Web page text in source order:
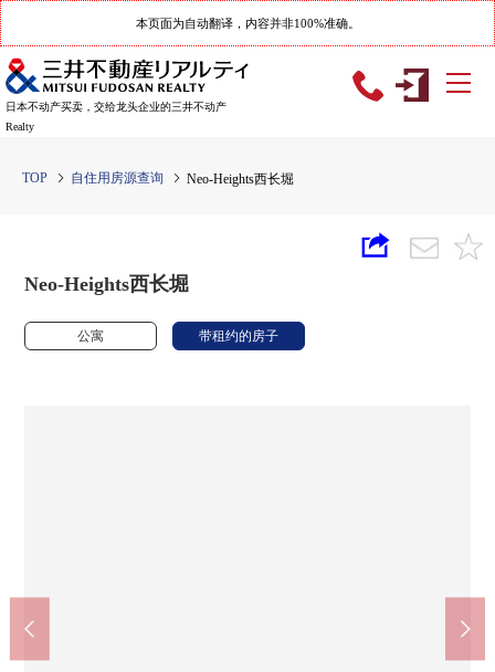
本页面为自动翻译，内容并非100%准确。
日本不动产买卖，交给龙头企业的三井不动产
Realty
TOP 自住用房源查询 Neo-Heights西长堀
Neo-Heights西长堀
公寓 带租约的房子